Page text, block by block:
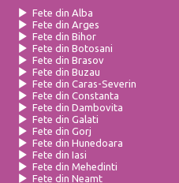
Fete din Alba
Fete din Arges
Fete din Bihor
Fete din Botosani
Fete din Brasov
Fete din Buzau
Fete din Caras-Severin
Fete din Constanta
Fete din Dambovita
Fete din Galati
Fete din Gorj
Fete din Hunedoara
Fete din Iasi
Fete din Mehedinti
Fete din Neamt